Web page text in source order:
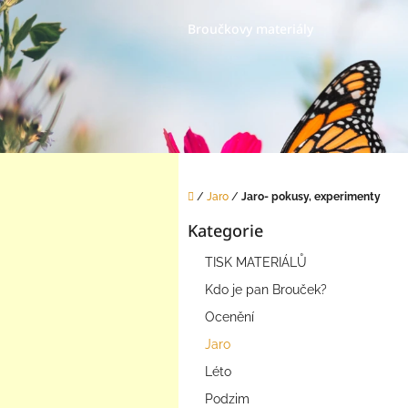
Přejít
na
obsah
Broučkovy materiály
Domů
/ Jaro / Jaro- pokusy, experimenty
Přeskočit
Kategorie
TISK MATERIÁLŮ
Kdo je pan Brouček?
Ocenění
Jaro
Léto
Podzim